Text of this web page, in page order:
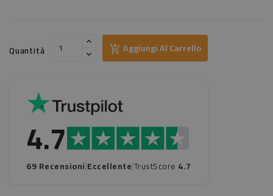
Quantità Aggiungi Al Carrello
4.7
69 Recensioni|Eccellente|TrustScore 4.7